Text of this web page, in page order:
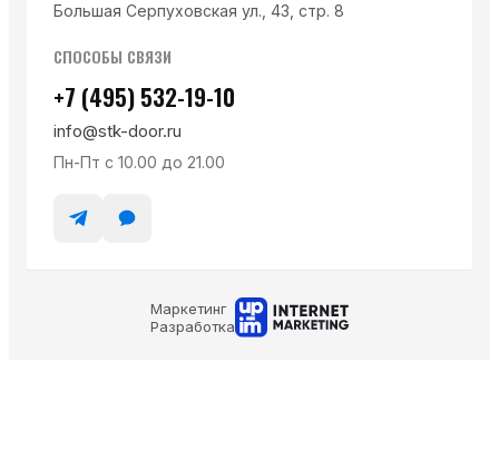
Большая Серпуховская ул., 43, стр. 8
СПОСОБЫ СВЯЗИ
+7 (495) 532-19-10
info@stk-door.ru
Пн-Пт с 10.00 до 21.00
Маркетинг
Разработка